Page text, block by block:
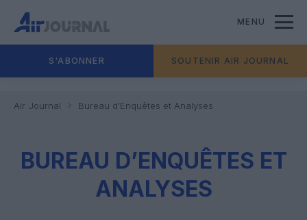
MENU
S'ABONNER SOUTENIR AIR JOURNAL
Air Journal Bureau d’Enquêtes et Analyses
BUREAU D’ENQUÊTES ET
ANALYSES